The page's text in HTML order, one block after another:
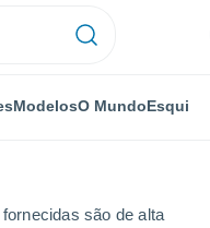
são de alta
ModelosO MundoEsqui